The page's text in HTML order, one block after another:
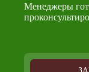
Менеджеры